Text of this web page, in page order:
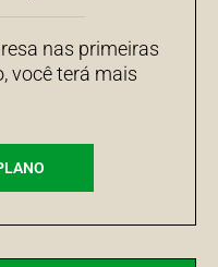
nas primeiras
você terá mais